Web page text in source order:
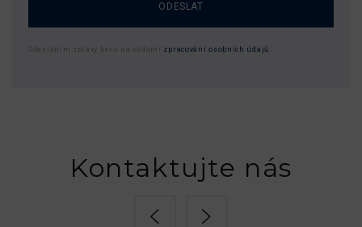
ODESLAT
Odesláním zprávy beru na vědomí zpracování osobních údajů
Kontaktujte nás